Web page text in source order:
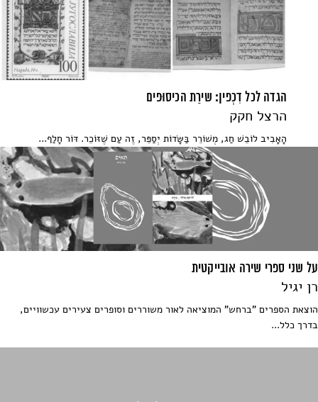
הגדה לכל דִכְפין: שירַת הכיסוּפים
הרצל חקק
הָאָבִיב לוֹבֵשׁ חַג, מְשׁוֹרֵר בַּשָּׂדוֹת יְסַפֵּר, זֶה עַם שֶׁזּוֹכֵר. דּוֹר חָלַף...
על שני ספרי שירה אובייקטית
רן יגיל
הוצאת הספרים "ברחש" המוציאה לאור משוררים וסופרים צעירים עכשוויים,
בדרך כלל...